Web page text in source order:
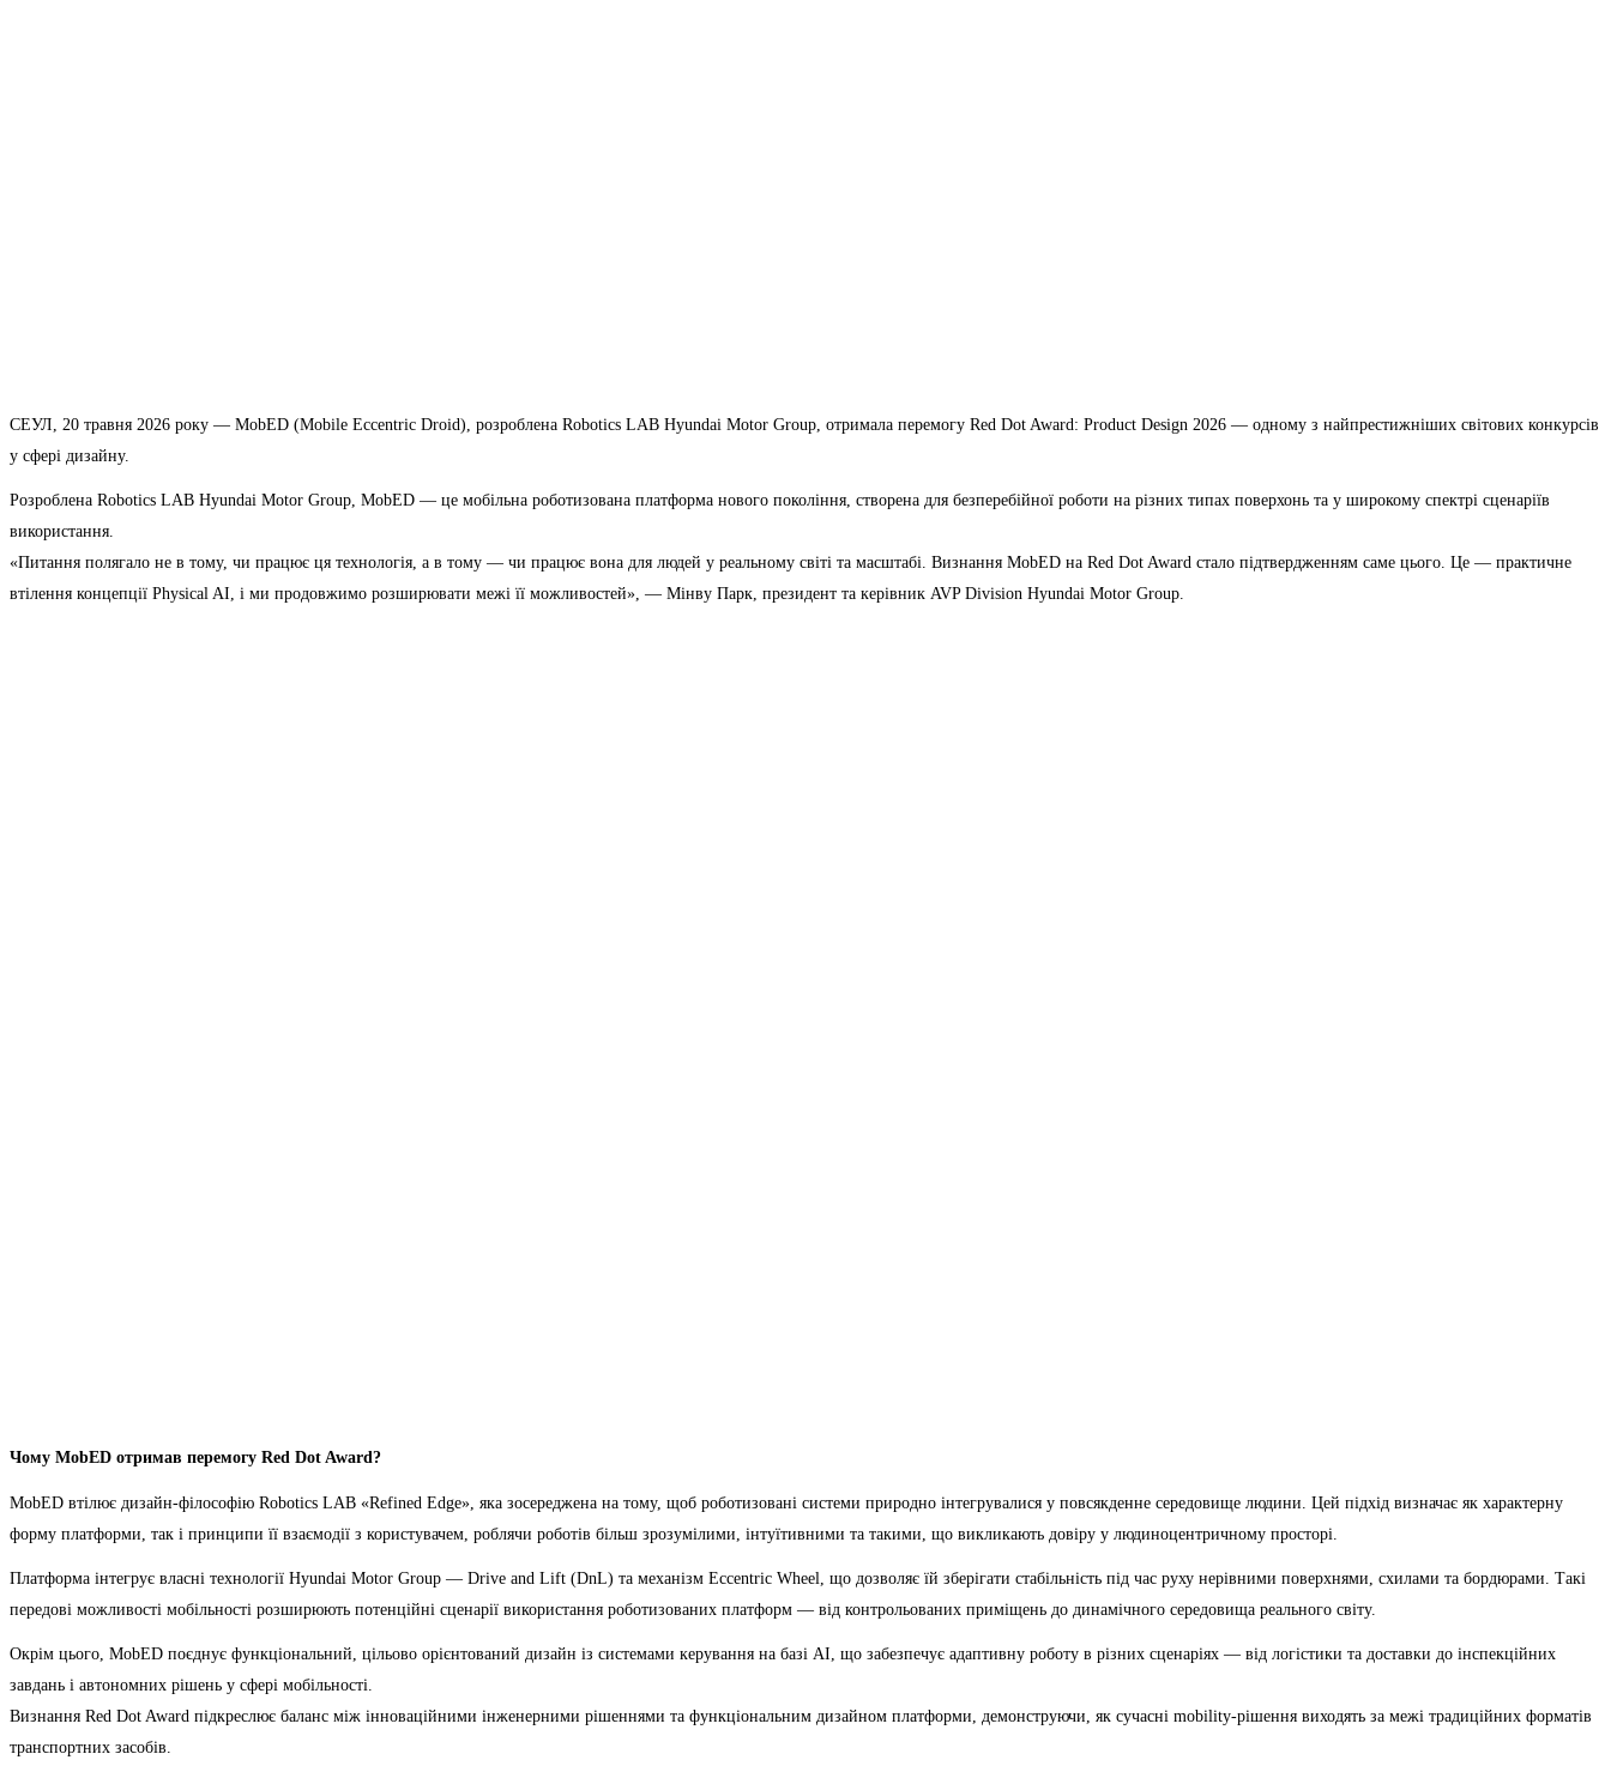
СЕУЛ, 20 травня 2026 року — MobED (Mobile Eccentric Droid), розроблена Robotics LAB Hyundai Motor Group, отримала перемогу Red Dot Award: Product Design 2026 — одному з найпрестижніших світових конкурсів
у сфері дизайну.
Розроблена Robotics LAB Hyundai Motor Group, MobED — це мобільна роботизована платформа нового покоління, створена для безперебійної роботи на різних типах поверхонь та у широкому спектрі сценаріїв
використання.
«Питання полягало не в тому, чи працює ця технологія, а в тому — чи працює вона для людей у реальному світі та масштабі. Визнання MobED на Red Dot Award стало підтвердженням саме цього. Це — практичне
втілення концепції Physical AI, і ми продовжимо розширювати межі її можливостей», — Мінву Парк, президент та керівник AVP Division Hyundai Motor Group.
Чому MobED отримав перемогу Red Dot Award?
MobED втілює дизайн-філософію Robotics LAB «Refined Edge», яка зосереджена на тому, щоб роботизовані системи природно інтегрувалися у повсякденне середовище людини. Цей підхід визначає як характерну
форму платформи, так і принципи її взаємодії з користувачем, роблячи роботів більш зрозумілими, інтуїтивними та такими, що викликають довіру у людиноцентричному просторі.
Платформа інтегрує власні технології Hyundai Motor Group — Drive and Lift (DnL) та механізм Eccentric Wheel, що дозволяє їй зберігати стабільність під час руху нерівними поверхнями, схилами та бордюрами. Такі
передові можливості мобільності розширюють потенційні сценарії використання роботизованих платформ — від контрольованих приміщень до динамічного середовища реального світу.
Окрім цього, MobED поєднує функціональний, цільово орієнтований дизайн із системами керування на базі AI, що забезпечує адаптивну роботу в різних сценаріях — від логістики та доставки до інспекційних
завдань і автономних рішень у сфері мобільності.
Визнання Red Dot Award підкреслює баланс між інноваційними інженерними рішеннями та функціональним дизайном платформи, демонструючи, як сучасні mobility-рішення виходять за межі традиційних форматів
транспортних засобів.